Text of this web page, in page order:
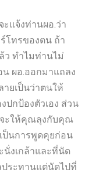
ะแจ้งท่านผอ.ว่า
โทรของตน ถ้า
ว ทำไมท่านไม่
ผอ.ออกมาแถลง
ยเป็นว่าตนให้
กป้องตัวเอง ส่วน
จะให้คุณลุงกับคุณ
ป็นการพูดคุยก่อน
งเกล้าและที่นัด
ระทานแต่นัดไปที่